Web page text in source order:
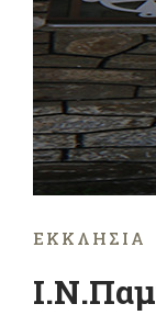
ΕΚΚΛΗΣΊΑ